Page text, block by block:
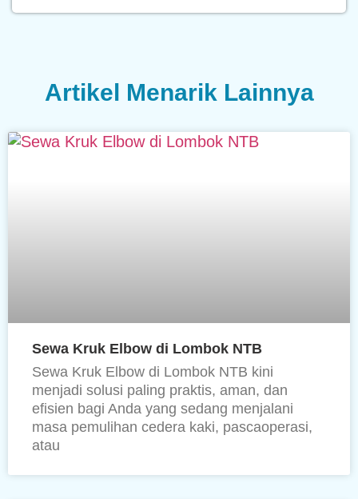
Artikel Menarik Lainnya
Sewa Kruk Elbow di Lombok NTB
Sewa Kruk Elbow di Lombok NTB kini
menjadi solusi paling praktis, aman, dan
efisien bagi Anda yang sedang menjalani
masa pemulihan cedera kaki, pascaoperasi,
atau